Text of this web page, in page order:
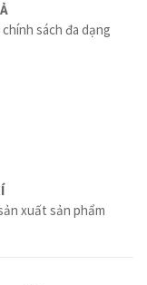
sách đa dạng
xuất sản phẩm